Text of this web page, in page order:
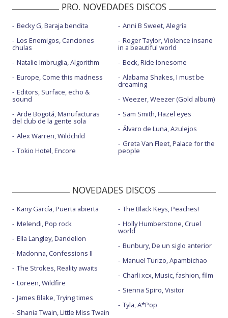
PRO. NOVEDADES DISCOS
Becky G, Baraja bendita
Los Enemigos, Canciones
chulas
Natalie Imbruglia, Algorithm
Europe, Come this madness
Editors, Surface, echo &
sound
Arde Bogotá, Manufacturas
del club de la gente sola
Alex Warren, Wildchild
Tokio Hotel, Encore
Anni B Sweet, Alegría
Roger Taylor, Violence insane
in a beautiful world
Beck, Ride lonesome
Alabama Shakes, I must be
dreaming
Weezer, Weezer (Gold album)
Sam Smith, Hazel eyes
Álvaro de Luna, Azulejos
Greta Van Fleet, Palace for the
people
NOVEDADES DISCOS
Kany García, Puerta abierta
Melendi, Pop rock
Ella Langley, Dandelion
Madonna, Confessions II
The Strokes, Reality awaits
Loreen, Wildfire
James Blake, Trying times
Shania Twain, Little Miss Twain
The Black Keys, Peaches!
Holly Humberstone, Cruel
world
Bunbury, De un siglo anterior
Manuel Turizo, Apambichao
Charli xcx, Music, fashion, film
Sienna Spiro, Visitor
Tyla, A*Pop